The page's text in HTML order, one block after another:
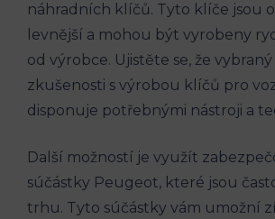
náhradních klíčů. Tyto klíče jsou
levnější a mohou být vyrobeny
od výrobce. Ujistěte se, že
zkušenosti s výrobou klíčů pro
disponuje potřebnými nástroji a
Další možností je využít
súčástky Peugeot, které jsou
trhu. Tyto súčástky vám umožní